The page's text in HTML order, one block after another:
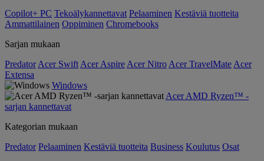
Copilot+ PC Tekoälykannettavat Pelaaminen Kestäviä tuotteita
Ammattilainen Oppiminen Chromebooks
Sarjan mukaan
Predator Acer Swift Acer Aspire Acer Nitro Acer TravelMate Acer
Extensa
Windows
Acer AMD Ryzen™ -
sarjan kannettavat
Kategorian mukaan
Predator Pelaaminen Kestäviä tuotteita Business Koulutus Osat